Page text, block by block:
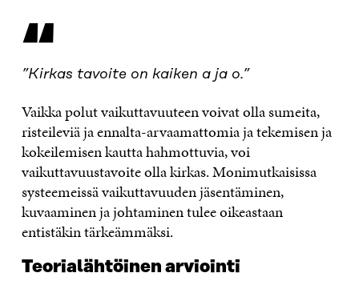
“
”Kirkas tavoite on kaiken a ja o.”
Vaikka polut vaikuttavuuteen voivat olla sumeita,
risteileviä ja ennalta-arvaamattomia ja tekemisen ja
kokeilemisen kautta hahmottuvia, voi
vaikuttavuustavoite olla kirkas. Monimutkaisissa
systeemeissä vaikuttavuuden jäsentäminen,
kuvaaminen ja johtaminen tulee oikeastaan
entistäkin tärkeämmäksi.
Teorialähtöinen arviointi